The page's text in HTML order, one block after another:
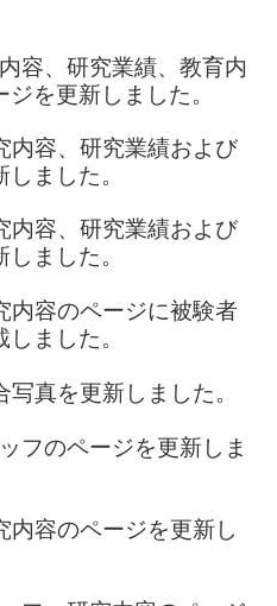
容、研究業績、教育内
を更新しました。
容、研究業績および
ました。
容、研究業績および
ました。
容のページに被験者
ました。
真を更新しました。
フのページを更新しま
内容のページを更新し